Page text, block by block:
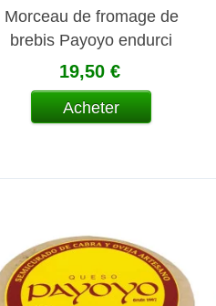
Morceau de fromage de
brebis Payoyo endurci
romarin
19,50 €
Acheter